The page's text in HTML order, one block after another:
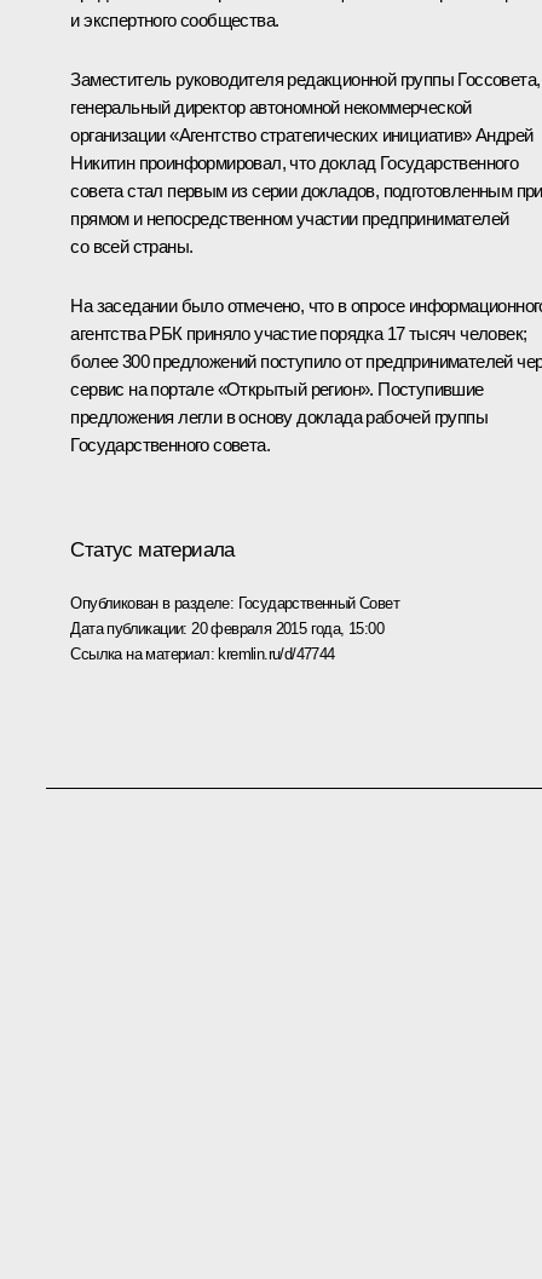
и экспертного сообщества.
Заместитель руководителя редакционной группы Госсовета,
генеральный директор автономной некоммерческой
организации «Агентство стратегических инициатив» Андрей
Никитин проинформировал, что доклад Государственного
совета стал первым из серии докладов, подготовленным при
прямом и непосредственном участии предпринимателей
со всей страны.
На заседании было отмечено, что в опросе
агентства РБК приняло участие порядка 17 тысяч человек;
более 300 предложений поступило от предпринимателей
сервис на портале «Открытый регион». Поступившие
предложения легли в основу доклада рабочей группы
Государственного совета.
Статус материала
Опубликован в разделе: Государственный Совет
Дата публикации: 20 февраля 2015 года, 15:00
Ссылка на материал: kremlin.ru/d/47744